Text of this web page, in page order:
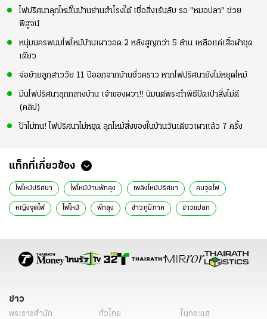
ไฟปริศนาลุกไหม้ในบ้านย่านสำโรงใต้ เชื่อสิ่งเร้นลับ รอ "หมอปลา" ช่วย
พิสูจน์
หนุ่มนครพนมไฟไหม้บ้านเผาวอด 2 หลังสูญกว่า 5 ล้าน เหลือแค่เสื้อผ้าชุด
เดียว
จ่อย้ายลูกสาววัย 11 ปีออกจากบ้านชั่วคราว หากไฟปริศนายังไม่หยุดไหม้
มึนไฟปริศนาลุกกลางบ้าน เจ้าของผวา!! นิมนต์พระทำพิธีปัดเป่าสิ่งไม่ดี
(คลิป)
ป้าไม่ทน! ไฟปริศนาไม่หยุด ลุกไหม้สิ่งของในบ้านวันเดียวเผาแล้ว 7 ครั้ง
แท็กที่เกี่ยวข้อง
ไฟไหม้ปริศนา ไฟไหม้บ้านพัทลุง เพลิงไหม้ปริศนา คนจุดไฟ
หญิงจุดไฟ ไฟไหม้ พัทลุง ข่าวภูมิภาค ข่าวแปลก
ข่าว
พระราชสำนัก ทั่วไทย
ในกระแส